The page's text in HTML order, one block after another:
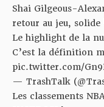
Shai Gilgeous-
retour au jeu, solide
Le highlight de la
C’est la définition
pic.twitter.com/
— TrashTalk
Les classements